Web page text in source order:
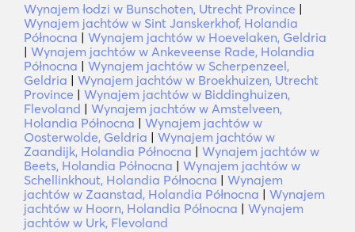
Wynajem łodzi w Bunschoten, Utrecht Province |
Wynajem jachtów w Sint Janskerkhof, Holandia
Północna | Wynajem jachtów w Hoevelaken, Geldria
| Wynajem jachtów w Ankeveense Rade, Holandia
Północna | Wynajem jachtów w Scherpenzeel,
Geldria | Wynajem jachtów w Broekhuizen, Utrecht
Province | Wynajem jachtów w Biddinghuizen,
Flevoland | Wynajem jachtów w Amstelveen,
Holandia Północna | Wynajem jachtów w
Oosterwolde, Geldria | Wynajem jachtów w
Zaandijk, Holandia Północna | Wynajem jachtów w
Beets, Holandia Północna | Wynajem jachtów w
Schellinkhout, Holandia Północna | Wynajem
jachtów w Zaanstad, Holandia Północna | Wynajem
jachtów w Hoorn, Holandia Północna | Wynajem
jachtów w Urk, Flevoland